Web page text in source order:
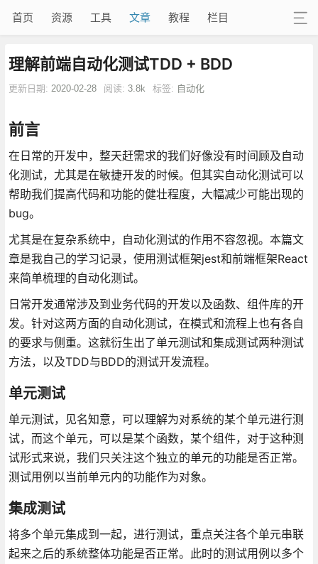
首页 资源 工具 文章 教程 栏目
理解前端自动化测试TDD + BDD
更新日期: 2020-02-28 阅读: 3.8k 标签: 自动化
前言
在日常的开发中，整天赶需求的我们好像没有时间顾及自动
化测试，尤其是在敏捷开发的时候。但其实自动化测试可以
帮助我们提高代码和功能的健壮程度，大幅减少可能出现的
bug。
尤其是在复杂系统中，自动化测试的作用不容忽视。本篇文
章是我自己的学习记录，使用测试框架jest和前端框架React
来简单梳理的自动化测试。
日常开发通常涉及到业务代码的开发以及函数、组件库的开
发。针对这两方面的自动化测试，在模式和流程上也有各自
的要求与侧重。这就衍生出了单元测试和集成测试两种测试
方法，以及TDD与BDD的测试开发流程。
单元测试
单元测试，见名知意，可以理解为对系统的某个单元进行测
试，而这个单元，可以是某个函数，某个组件，对于这种测
试形式来说，我们只关注这个独立的单元的功能是否正常。
测试用例以当前单元内的功能作为对象。
集成测试
将多个单元集成到一起，进行测试，重点关注各个单元串联
起来之后的系统整体功能是否正常。此时的测试用例以多个